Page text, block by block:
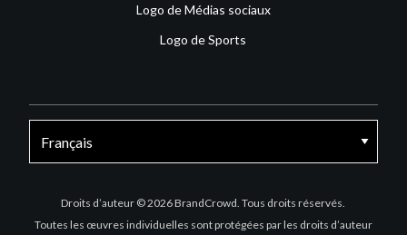
Logo de Médias sociaux
Logo de Sports
Droits d’auteur © 2026 BrandCrowd. Tous droits réservés.
Toutes les œuvres individuelles sont protégées par les droits d’auteur